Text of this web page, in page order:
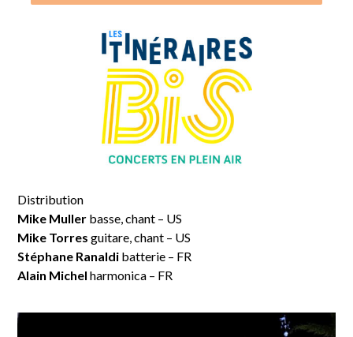
Distribution
Mike Muller basse, chant – US
Mike Torres guitare, chant – US
Stéphane Ranaldi batterie – FR
Alain Michel harmonica – FR